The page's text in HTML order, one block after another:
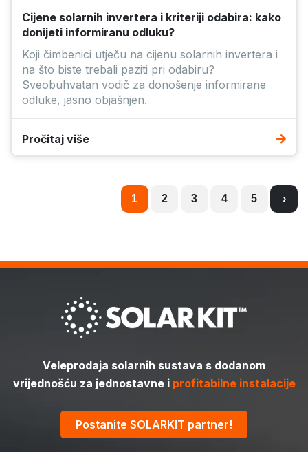
Cijene solarnih invertera i kriteriji odabira: kako
donijeti informiranu odluku?
Koji čimbenici utječu na cijenu solarnih invertera i
na što biste trebali paziti pri odabiru?
Sveobuhvatan vodič za donošenje informirane
odluke, jasno objašnjen.
Pročitaj više
1 2 3 4 5 ›
Veleprodaja solarnih sustava s dodanom
vrijednošću za jednostavne i profitabilne instalacije
Postanite SOLARKIT partner!